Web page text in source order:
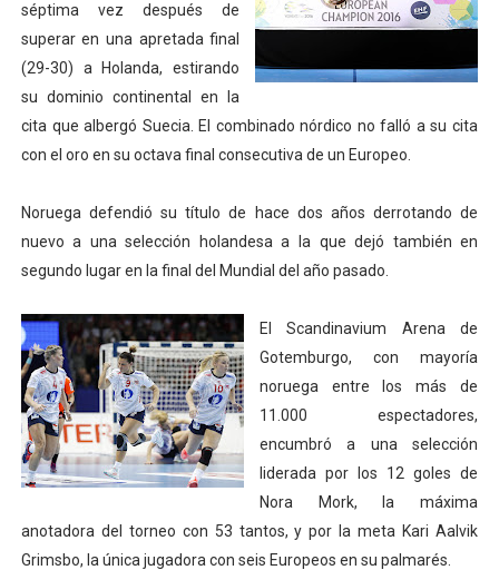
Athletes Unlimited Softball League 2026 - Las Utah
Mundial de piragüismo slalom 2026 (Oklahoma City,
Tour de Francia masculino 2026 - Tadej Pogacar
Campeonato de Europa de high diving 2026 (París,
séptima vez después de
superar en una apretada final
(29-30) a Holanda, estirando
su dominio continental en la
cita que albergó Suecia. El combinado nórdico no falló a su cita
con el oro en su octava final consecutiva de un Europeo.
Noruega defendió su título de hace dos años derrotando de
nuevo a una selección holandesa a la que dejó también en
segundo lugar en la final del Mundial del año pasado.
El Scandinavium Arena de
Gotemburgo, con mayoría
noruega entre los más de
11.000 espectadores,
encumbró a una selección
liderada por los 12 goles de
Nora Mork, la máxima
anotadora del torneo con 53 tantos, y por la meta Kari Aalvik
Grimsbo, la única jugadora con seis Europeos en su palmarés.